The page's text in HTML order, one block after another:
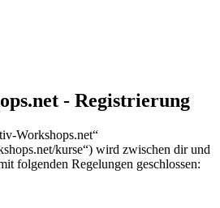
- Registrierung
Workshops.net“
kurse“) wird zwischen dir und
folgenden Regelungen geschlossen: